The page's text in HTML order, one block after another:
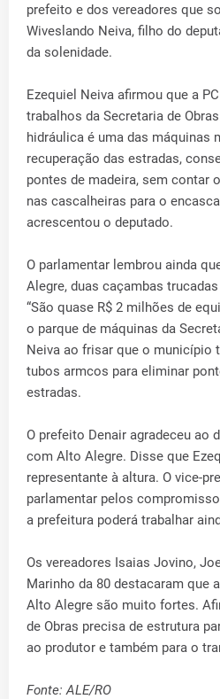
prefeito e dos vereadores que
Wiveslando Neiva, filho do
da solenidade.
Ezequiel Neiva afirmou que a
trabalhos da Secretaria de
hidráulica é uma das máquinas
recuperação das estradas,
pontes de madeira, sem contar
nas cascalheiras para o
acrescentou o deputado.
O parlamentar lembrou ainda
Alegre, duas caçambas
“São quase R$ 2 milhões de
o parque de máquinas da
Neiva ao frisar que o município
tubos armcos para eliminar
estradas.
O prefeito Denair agradeceu ao
com Alto Alegre. Disse que
representante à altura. O vice-
parlamentar pelos
a prefeitura poderá trabalhar
Os vereadores Isaias Jovino,
Marinho da 80 destacaram que
Alto Alegre são muito fortes.
de Obras precisa de estrutura
ao produtor e também para o
Fonte: ALE/RO